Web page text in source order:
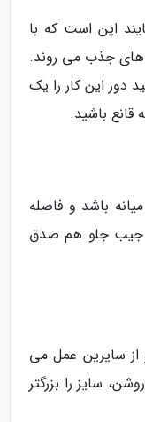
این است که با
های جذب می روند.
دور این کار را یک
قانع باشید.
باشد و فاصله
جیب جلو هم صدق
سایرین عمل می
سایز را بزرگتر